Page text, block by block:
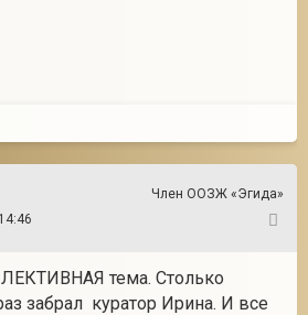
Член ООЗЖ «Эгида»
тема. Столько
забрал куратор Ирина. И все